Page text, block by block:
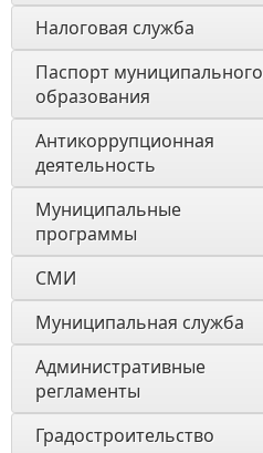
Налоговая служба
Паспорт муниципального
образования
Антикоррупционная
деятельность
Муниципальные
программы
СМИ
Муниципальная служба
Административные
регламенты
Градостроительство